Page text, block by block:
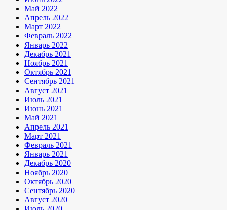
Май 2022
Апрель 2022
Март 2022
Февраль 2022
Январь 2022
Декабрь 2021
Ноябрь 2021
Октябрь 2021
Сентябрь 2021
Август 2021
Июль 2021
Июнь 2021
Май 2021
Апрель 2021
Март 2021
Февраль 2021
Январь 2021
Декабрь 2020
Ноябрь 2020
Октябрь 2020
Сентябрь 2020
Август 2020